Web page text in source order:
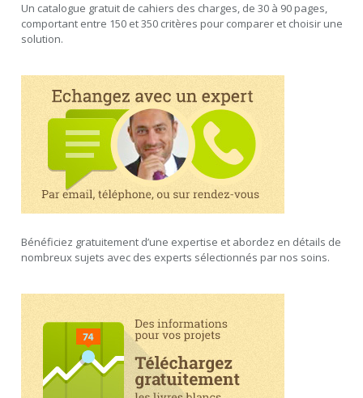
Un catalogue gratuit de cahiers des charges, de 30 à 90 pages,
comportant entre 150 et 350 critères pour comparer et choisir une
solution.
Bénéficiez gratuitement d’une expertise et abordez en détails de
nombreux sujets avec des experts sélectionnés par nos soins.